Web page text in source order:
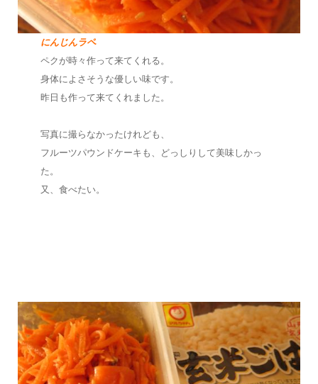
にんじんラペ
ペクが時々作って来てくれる。
身体によさそうな優しい味です。
昨日も作って来てくれました。
写真に撮らなかったけれども、
フルーツパウンドケーキも、どっしりして美味しかっ
た。
又、食べたい。